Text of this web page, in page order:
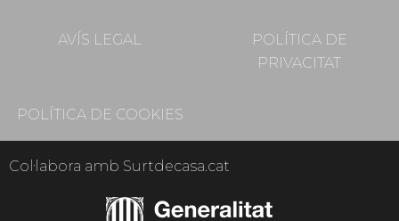
AVÍS LEGAL
POLÍTICA DE
PRIVACITAT
POLÍTICA DE COOKIES
Col·labora amb Surtdecasa.cat